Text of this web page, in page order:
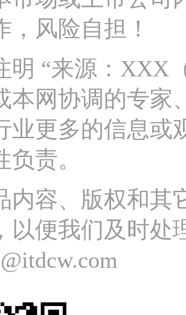
，风险自担！
明 “来源：XXX
本网协调的专家
业更多的信息或
责。
内容、版权和其
以便我们及时处